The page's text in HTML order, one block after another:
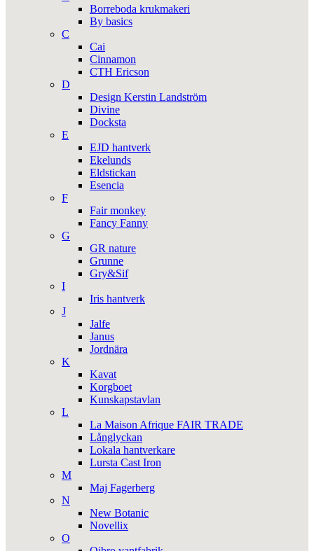
Borreboda krukmakeri
By basics
C
Cai
Cinnamon
CTH Ericson
D
Design Kerstin Landström
Divine
Docksta
E
EJD hantverk
Ekelunds
Eldstickan
Esencia
F
Fair monkey
Fancy Fanny
G
GR nature
Grunne
Gry&Sif
I
Iris hantverk
J
Jalfe
Janus
Jordnära
K
Kavat
Korgboet
Kunskapstavlan
L
La Maison Afrique FAIR TRADE
Långlyckan
Lokala hantverkare
Lursta Cast Iron
M
Maj Fagerberg
N
New Botanic
Novellix
O